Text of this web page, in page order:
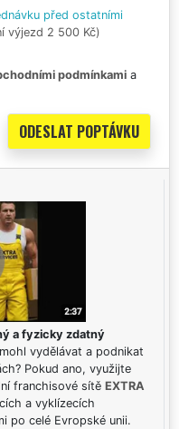
před ostatními
výjezd 2 500 Kč)
podmínkami a
a fyzicky zdatný
vydělávat a podnikat
Pokud ano, využijte
franchisové sítě EXTRA
a vyklízecích
po celé Evropské unii.